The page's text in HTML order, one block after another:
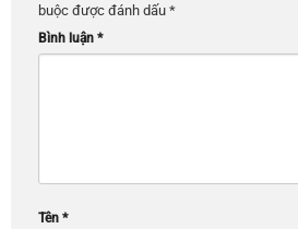
buộc được đánh dấu *
Bình luận *
Tên *